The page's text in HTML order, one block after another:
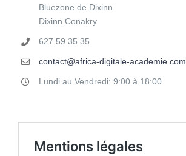
Bluezone de Dixinn
Dixinn Conakry
627 59 35 35
contact@africa-digitale-academie.com
Lundi au Vendredi: 9:00 à 18:00